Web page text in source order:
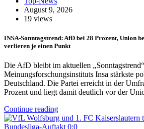
August 9, 2026
19 views
INSA-Sonntagstrend: AfD bei 28 Prozent, Union
verlieren je einen Punkt
Die AfD bleibt im aktuellen
Meinungsforschungsinstituts Insa stärkste
Deutschland. Die Partei erreicht in der
Prozent und liegt damit deutlich vor der
Continue reading